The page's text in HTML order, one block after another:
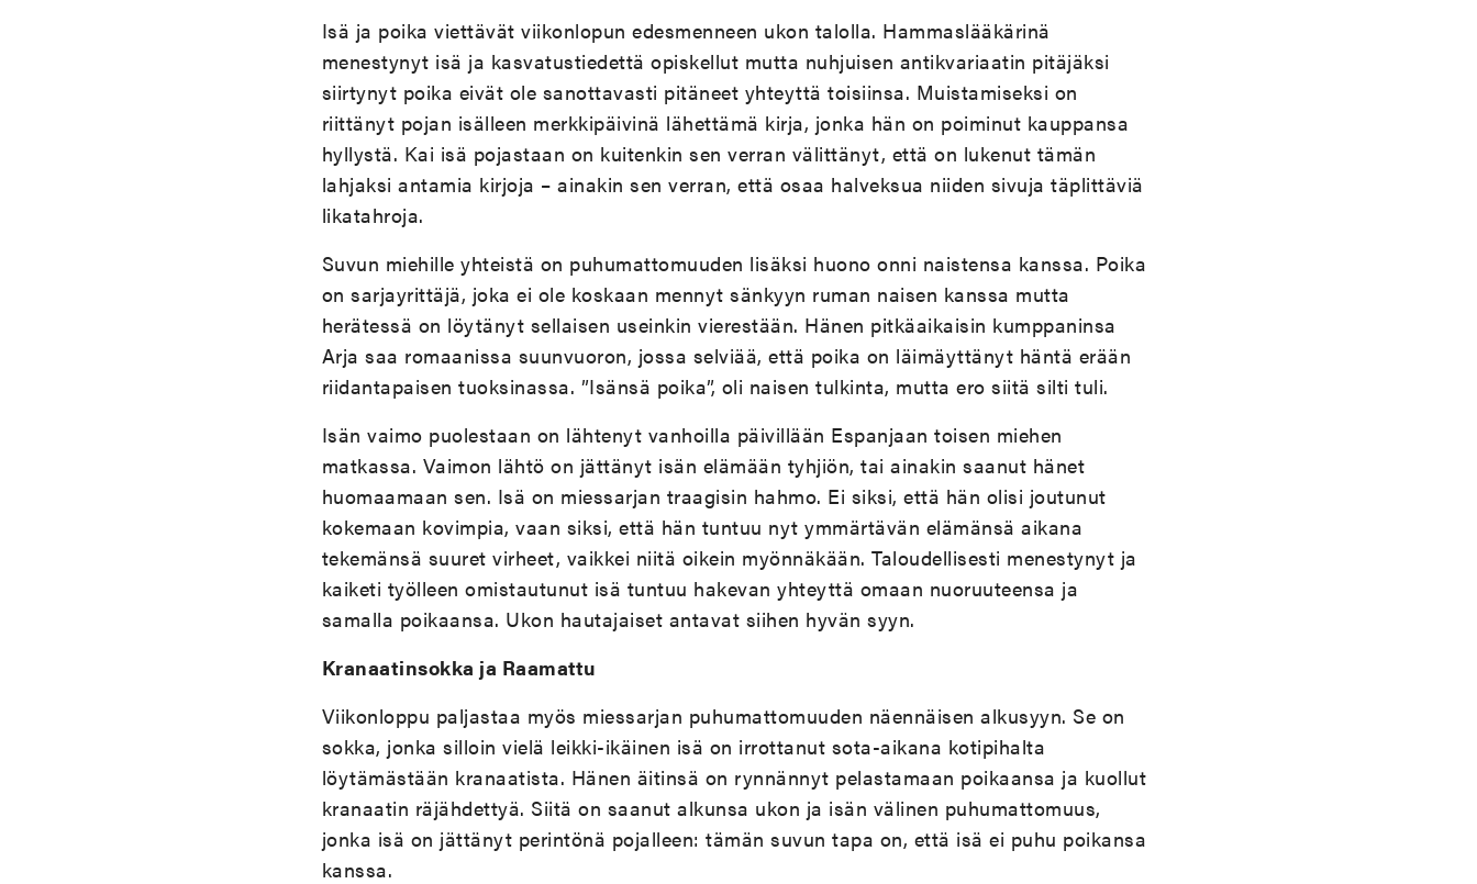
Isä ja poika viettävät viikonlopun edesmenneen ukon talolla. Hammaslääkärinä
menestynyt isä ja kasvatustiedettä opiskellut mutta nuhjuisen antikvariaatin pitäjäksi
siirtynyt poika eivät ole sanottavasti pitäneet yhteyttä toisiinsa. Muistamiseksi on
riittänyt pojan isälleen merkkipäivinä lähettämä kirja, jonka hän on poiminut kauppansa
hyllystä. Kai isä pojastaan on kuitenkin sen verran välittänyt, että on lukenut tämän
lahjaksi antamia kirjoja – ainakin sen verran, että osaa halveksua niiden sivuja täplittäviä
likatahroja.
Suvun miehille yhteistä on puhumattomuuden lisäksi huono onni naistensa kanssa. Poika
on sarjayrittäjä, joka ei ole koskaan mennyt sänkyyn ruman naisen kanssa mutta
herätessä on löytänyt sellaisen useinkin vierestään. Hänen pitkäaikaisin kumppaninsa
Arja saa romaanissa suunvuoron, jossa selviää, että poika on läimäyttänyt häntä erään
riidantapaisen tuoksinassa. ”Isänsä poika”, oli naisen tulkinta, mutta ero siitä silti tuli.
Isän vaimo puolestaan on lähtenyt vanhoilla päivillään Espanjaan toisen miehen
matkassa. Vaimon lähtö on jättänyt isän elämään tyhjiön, tai ainakin saanut hänet
huomaamaan sen. Isä on miessarjan traagisin hahmo. Ei siksi, että hän olisi joutunut
kokemaan kovimpia, vaan siksi, että hän tuntuu nyt ymmärtävän elämänsä aikana
tekemänsä suuret virheet, vaikkei niitä oikein myönnäkään. Taloudellisesti menestynyt ja
kaiketi työlleen omistautunut isä tuntuu hakevan yhteyttä omaan nuoruuteensa ja
samalla poikaansa. Ukon hautajaiset antavat siihen hyvän syyn.
Kranaatinsokka ja Raamattu
Viikonloppu paljastaa myös miessarjan puhumattomuuden näennäisen alkusyyn. Se on
sokka, jonka silloin vielä leikki-ikäinen isä on irrottanut sota-aikana kotipihalta
löytämästään kranaatista. Hänen äitinsä on rynnännyt pelastamaan poikaansa ja kuollut
kranaatin räjähdettyä. Siitä on saanut alkunsa ukon ja isän välinen puhumattomuus,
jonka isä on jättänyt perintönä pojalleen: tämän suvun tapa on, että isä ei puhu poikansa
kanssa.